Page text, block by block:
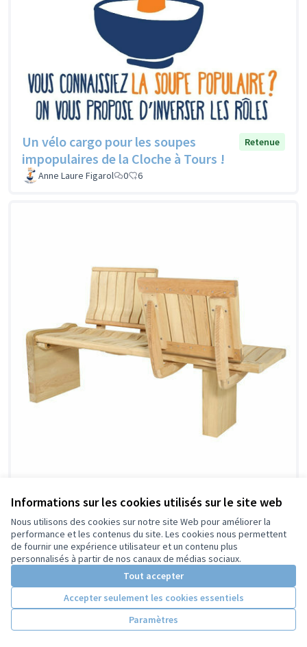
Informations sur les cookies utilisés sur le site web
Nous utilisons des cookies sur notre site Web pour améliorer la
performance et les contenus du site. Les cookies nous permettent
de fournir une expérience utilisateur et un contenu plus
personnalisés à partir de nos canaux de médias sociaux.
Tout accepter
Accepter seulement les cookies essentiels
Paramètres
Un vélo cargo pour les soupes
impopulaires de la Cloche à Tours !
Retenue
Anne Laure Figarol 0 6
Des bancs dans la rue nationale, un
luxe ?
Retenue
Gilberte Chouffot 1 5